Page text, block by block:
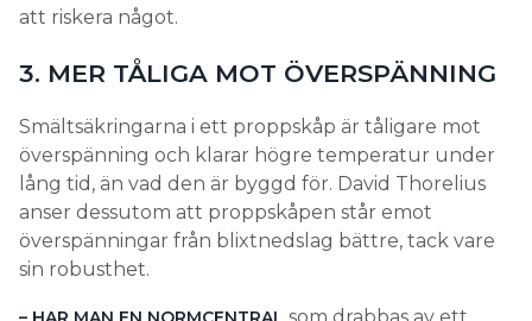
att riskera något.
3. MER TÅLIGA MOT ÖVERSPÄNNING
Smältsäkringarna i ett proppskåp är tåligare mot
överspänning och klarar högre temperatur under
lång tid, än vad den är byggd för. David Thorelius
anser dessutom att proppskåpen står emot
överspänningar från blixtnedslag bättre, tack vare
sin robusthet.